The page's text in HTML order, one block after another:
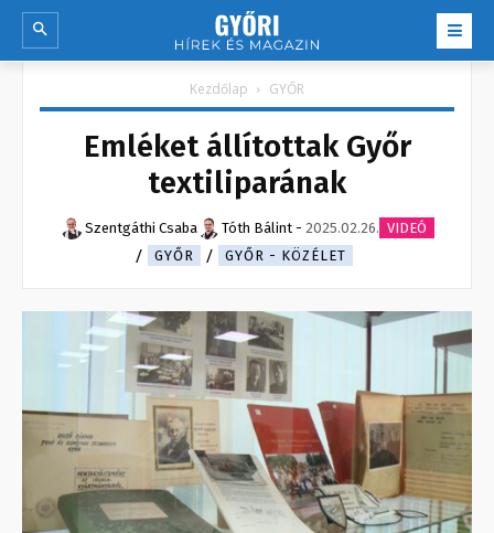
Kezdőlap GYŐR
Emléket állítottak Győr
textiliparának
Szentgáthi Csaba Tóth Bálint - 2025.02.26. VIDEÓ
GYŐR
GYŐR - KÖZÉLET